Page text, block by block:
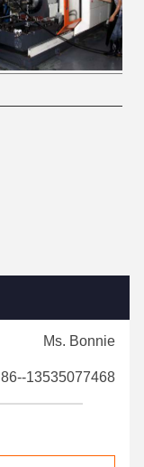
Ms. Bonnie
86--13535077468